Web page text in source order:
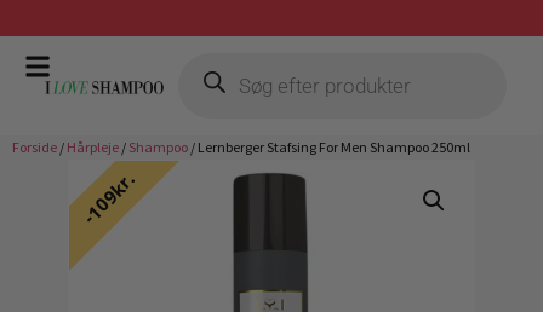
Prismatch mod billigste forhandler
Forside / Hårpleje / Shampoo / Lernberger Stafsing For Men Shampoo 250ml
109kr.